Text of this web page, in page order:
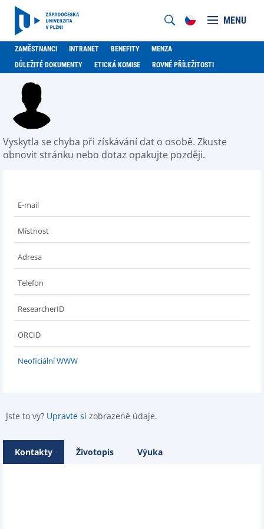
MENU
ZAMĚSTNANCI INTRANET BENEFITY
MENZA
DŮLEŽITÉ DOKUMENTY
ETICKÁ KOMISE ROVNÉ PŘÍLEŽITOSTI
Vyskytla se chyba při získávání dat o osobě. Zkuste
obnovit stránku nebo dotaz opakujte později.
E-mail
Místnost
Adresa
Telefon
ResearcherID
ORCID
Neoficiální WWW
Jste to vy? Upravte si zobrazené údaje.
Kontakty Životopis Výuka